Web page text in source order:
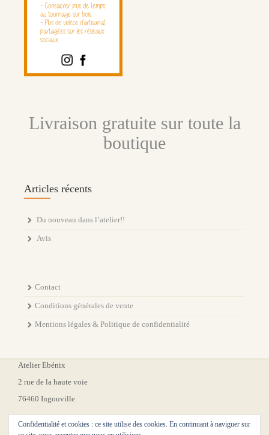
Livraison gratuite sur toute la
boutique
Articles récents
Du nouveau dans l’atelier!!
Avis
Contact
Conditions générales de vente
Mentions légales & Politique de confidentialité
Atelier Ebénix
2 rue de la haute voie
76460 Ingouville
Confidentialité et cookies : ce site utilise des cookies. En continuant à naviguer sur